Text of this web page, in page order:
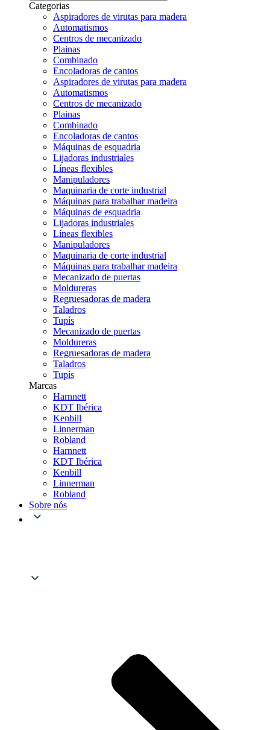
Categorias
Aspiradores de virutas para madera
Automatismos
Centros de mecanizado
Plainas
Combinado
Encoladoras de cantos
Aspiradores de virutas para madera
Automatismos
Centros de mecanizado
Plainas
Combinado
Encoladoras de cantos
Máquinas de esquadria
Lijadoras industriales
Líneas flexibles
Manipuladores
Maquinaria de corte industrial
Máquinas para trabalhar madeira
Máquinas de esquadria
Lijadoras industriales
Líneas flexibles
Manipuladores
Maquinaria de corte industrial
Máquinas para trabalhar madeira
Mecanizado de puertas
Moldureras
Regruesadoras de madera
Taladros
Tupís
Mecanizado de puertas
Moldureras
Regruesadoras de madera
Taladros
Tupís
Marcas
Harnnett
KDT Ibérica
Kenbill
Linnerman
Robland
Harnnett
KDT Ibérica
Kenbill
Linnerman
Robland
Sobre nós